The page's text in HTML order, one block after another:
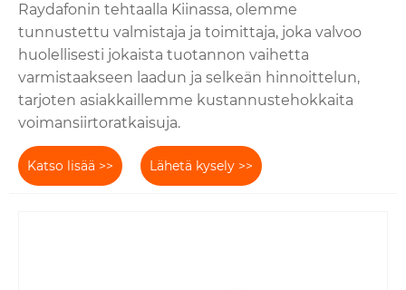
Raydafonin tehtaalla Kiinassa, olemme
tunnustettu valmistaja ja toimittaja, joka valvoo
huolellisesti jokaista tuotannon vaihetta
varmistaakseen laadun ja selkeän hinnoittelun,
tarjoten asiakkaillemme kustannustehokkaita
voimansiirtoratkaisuja.
Katso lisää >> Lähetä kysely >>